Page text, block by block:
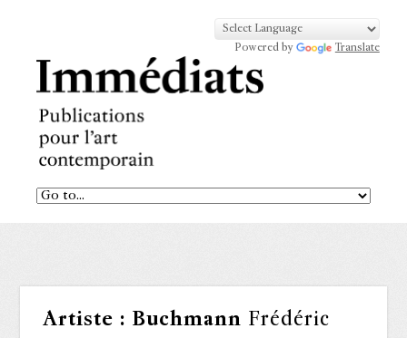
Powered by Translate
Artiste : Buchmann Frédéric